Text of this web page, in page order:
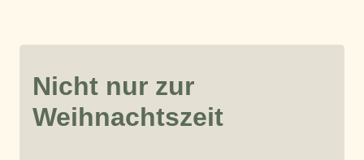
Nicht nur zur
Weihnachtszeit